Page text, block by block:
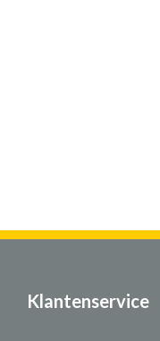
Klantenservice